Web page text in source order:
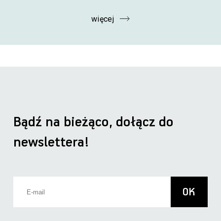
więcej
Bądź na bieżąco, dołącz do
newslettera!